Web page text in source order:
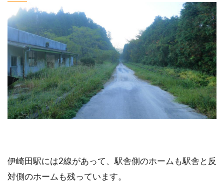
伊崎田駅には2線があって、駅舎側のホームも駅舎と反
対側のホームも残っています。